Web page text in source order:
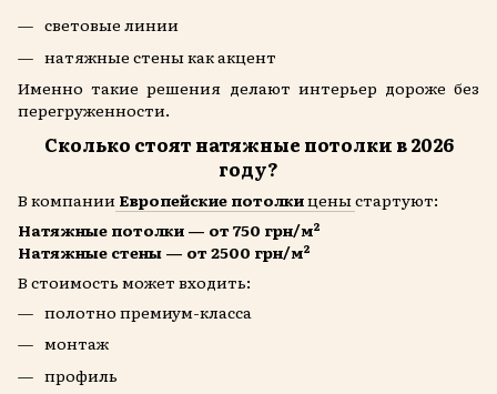
световые линии
натяжные стены как акцент
Именно такие решения делают интерьер дороже без
перегруженности.
Сколько стоят натяжные потолки в 2026
году?
В компании Европейские потолкиценыстартуют:
Натяжные потолки — от 750 грн/м²
Натяжные стены — от 2500 грн/м²
В стоимость может входить:
полотно премиум-класса
монтаж
профиль